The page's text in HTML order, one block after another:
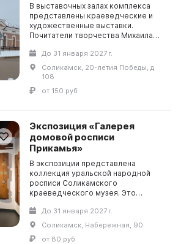
В выставочных залах комплекса
представлены краеведческие и
художественные выставки.
Почитатели творчества Михаила
археолога, египтолога, иконописца,
Почетного граждани...
До 31 января 2027 г.
Соликамск, 20-летия Победы, д
108
от 150 руб
Экспозиция «Галерея
домовой росписи
Прикамья»
В экспозиции представлена
коллекция уральской народной
росписи Соликамского
краеведческого музея. Это
оснащенная мультимедийным
оборудованием, двуязычным
этикетажем, зоной для ...
До 31 января 2027 г.
Соликамск, Набережная, 90
от 80 руб